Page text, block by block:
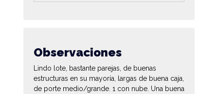
Observaciones
Lindo lote, bastante parejas, de buenas
estructuras en su mayoría, largas de buena caja,
de porte medio/grande. 1 con nube. Una buena